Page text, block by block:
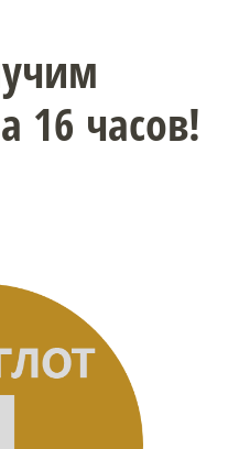
16 часов!